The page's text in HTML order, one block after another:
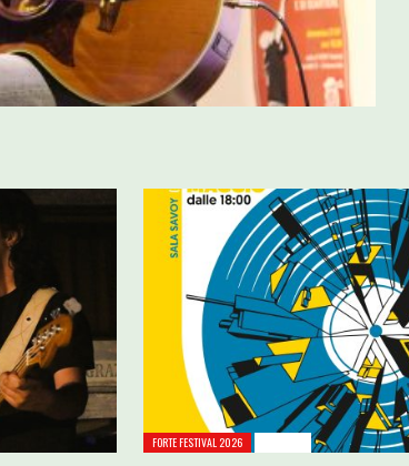
FORTE FESTIVAL 2026